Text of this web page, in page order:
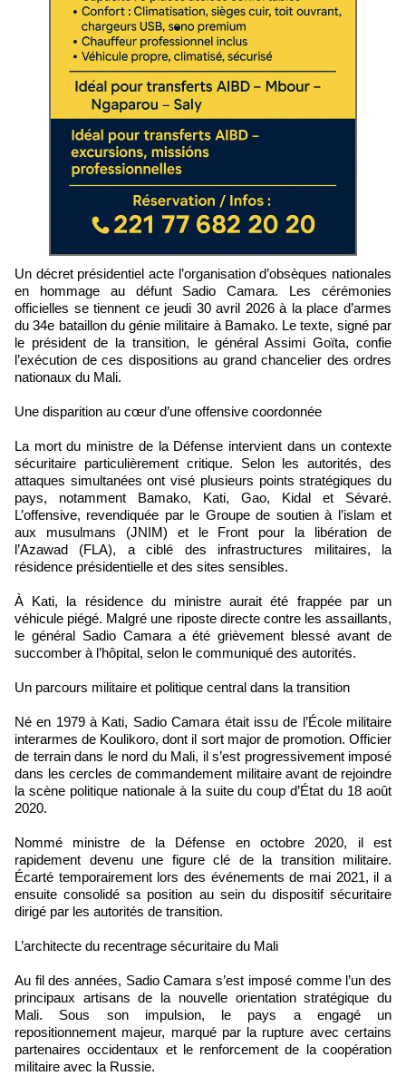
Un décret présidentiel acte l’organisation d’obsèques nationales
en hommage au défunt Sadio Camara. Les cérémonies
officielles se tiennent ce jeudi 30 avril 2026 à la place d’armes
du 34e bataillon du génie militaire à Bamako. Le texte, signé par
le président de la transition, le général Assimi Goïta, confie
l’exécution de ces dispositions au grand chancelier des ordres
nationaux du Mali.
Une disparition au cœur d’une offensive coordonnée
La mort du ministre de la Défense intervient dans un contexte
sécuritaire particulièrement critique. Selon les autorités, des
attaques simultanées ont visé plusieurs points stratégiques du
pays, notamment Bamako, Kati, Gao, Kidal et Sévaré.
L’offensive, revendiquée par le Groupe de soutien à l’islam et
aux musulmans (JNIM) et le Front pour la libération de
l’Azawad (FLA), a ciblé des infrastructures militaires, la
résidence présidentielle et des sites sensibles.
À Kati, la résidence du ministre aurait été frappée par un
véhicule piégé. Malgré une riposte directe contre les assaillants,
le général Sadio Camara a été grièvement blessé avant de
succomber à l’hôpital, selon le communiqué des autorités.
Un parcours militaire et politique central dans la transition
Né en 1979 à Kati, Sadio Camara était issu de l’École militaire
interarmes de Koulikoro, dont il sort major de promotion. Officier
de terrain dans le nord du Mali, il s’est progressivement imposé
dans les cercles de commandement militaire avant de rejoindre
la scène politique nationale à la suite du coup d’État du 18 août
2020.
Nommé ministre de la Défense en octobre 2020, il est
rapidement devenu une figure clé de la transition militaire.
Écarté temporairement lors des événements de mai 2021, il a
ensuite consolidé sa position au sein du dispositif sécuritaire
dirigé par les autorités de transition.
L’architecte du recentrage sécuritaire du Mali
Au fil des années, Sadio Camara s’est imposé comme l’un des
principaux artisans de la nouvelle orientation stratégique du
Mali. Sous son impulsion, le pays a engagé un
repositionnement majeur, marqué par la rupture avec certains
partenaires occidentaux et le renforcement de la coopération
militaire avec la Russie.